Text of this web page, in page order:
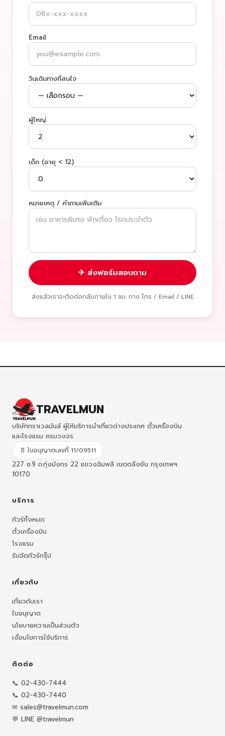
Email
วันเดินทางที่สนใจ
ผู้ใหญ่
เด็ก (อายุ < 12)
หมายเหตุ / คำถามเพิ่มเติม
✈ ส่งฟอร์มสอบถาม
ส่งแล้วเราจะติดต่อกลับภายใน 1 ชม. ทาง โทร / Email / LINE
TRAVELMUN
บริษัททราเวลมันส์ ผู้ให้บริการนำเที่ยวต่างประเทศ ตั๋วเครื่องบิน
และโรงแรม ครบวงจร
📄 ใบอนุญาตเลขที่ 11/09511
227 ซ.9 ถ.ทุ่งมังกร 22 แขวงฉิมพลี เขตตลิ่งชัน กรุงเทพฯ
10170
บริการ
ทัวร์ทั้งหมด
ตั๋วเครื่องบิน
โรงแรม
รับจัดทัวร์กรุ๊ป
เกี่ยวกับ
เกี่ยวกับเรา
ใบอนุญาต
นโยบายความเป็นส่วนตัว
เงื่อนไขการใช้บริการ
ติดต่อ
📞 02-430-7444
📞 02-430-7440
✉ sales@travelmun.com
💬 LINE @travelmun